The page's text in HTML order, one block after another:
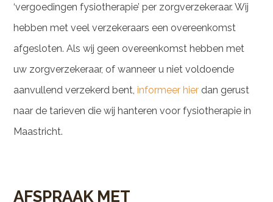
‘vergoedingen fysiotherapie’ per zorgverzekeraar. Wij
hebben met veel verzekeraars een overeenkomst
afgesloten. Als wij geen overeenkomst hebben met
uw zorgverzekeraar, of wanneer u niet voldoende
aanvullend verzekerd bent,informeer hier dan gerust
naar de tarieven die wij hanteren voor fysiotherapie in
Maastricht.
AFSPRAAK MET